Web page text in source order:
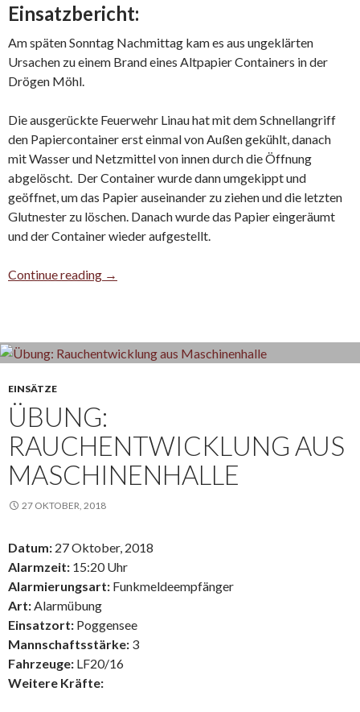
Einsatzbericht:
Am späten Sonntag Nachmittag kam es aus ungeklärten
Ursachen zu einem Brand eines Altpapier Containers in der
Drögen Möhl.
Die ausgerückte Feuerwehr Linau hat mit dem Schnellangriff
den Papiercontainer erst einmal von Außen gekühlt, danach
mit Wasser und Netzmittel von innen durch die Öffnung
abgelöscht. Der Container wurde dann umgekippt und
geöffnet, um das Papier auseinander zu ziehen und die letzten
Glutnester zu löschen. Danach wurde das Papier eingeräumt
und der Container wieder aufgestellt.
Continue reading Altpapier Container brennt
→
EINSÄTZE
ÜBUNG:
RAUCHENTWICKLUNG AUS
MASCHINENHALLE
27 OKTOBER, 2018
Datum: 27 Oktober, 2018
Alarmzeit: 15:20 Uhr
Alarmierungsart: Funkmeldeempfänger
Art: Alarmübung
Einsatzort: Poggensee
Mannschaftsstärke: 3
Fahrzeuge: LF20/16
Weitere Kräfte: